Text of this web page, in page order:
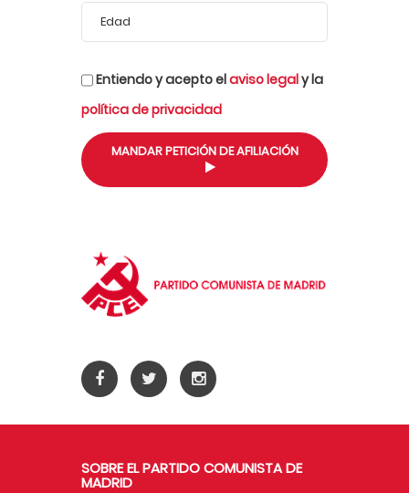
Entiendo y acepto elaviso legaly la
política de privacidad
MANDAR PETICIÓN DE AFILIACIÓN
SOBRE EL PARTIDO COMUNISTA DE
MADRID